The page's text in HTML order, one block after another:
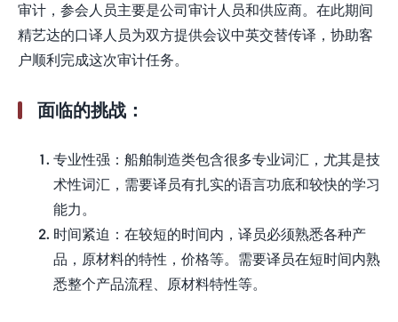
审计，参会人员主要是公司审计人员和供应商。在此期间
精艺达的口译人员为双方提供会议中英交替传译，协助客
户顺利完成这次审计任务。
面临的挑战：
专业性强：船舶制造类包含很多专业词汇，尤其是技
术性词汇，需要译员有扎实的语言功底和较快的学习
能力。
时间紧迫：在较短的时间内，译员必须熟悉各种产
品，原材料的特性，价格等。需要译员在短时间内熟
悉整个产品流程、原材料特性等。